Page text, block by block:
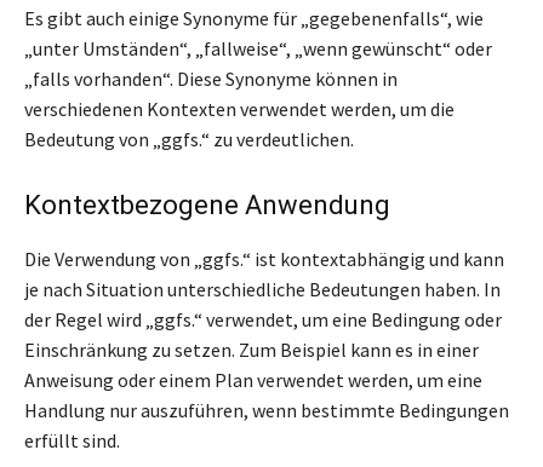
Es gibt auch einige Synonyme für „gegebenenfalls“, wie
„unter Umständen“, „fallweise“, „wenn gewünscht“ oder
„falls vorhanden“. Diese Synonyme können in
verschiedenen Kontexten verwendet werden, um die
Bedeutung von „ggfs.“ zu verdeutlichen.
Kontextbezogene Anwendung
Die Verwendung von „ggfs.“ ist kontextabhängig und kann
je nach Situation unterschiedliche Bedeutungen haben. In
der Regel wird „ggfs.“ verwendet, um eine Bedingung oder
Einschränkung zu setzen. Zum Beispiel kann es in einer
Anweisung oder einem Plan verwendet werden, um eine
Handlung nur auszuführen, wenn bestimmte Bedingungen
erfüllt sind.